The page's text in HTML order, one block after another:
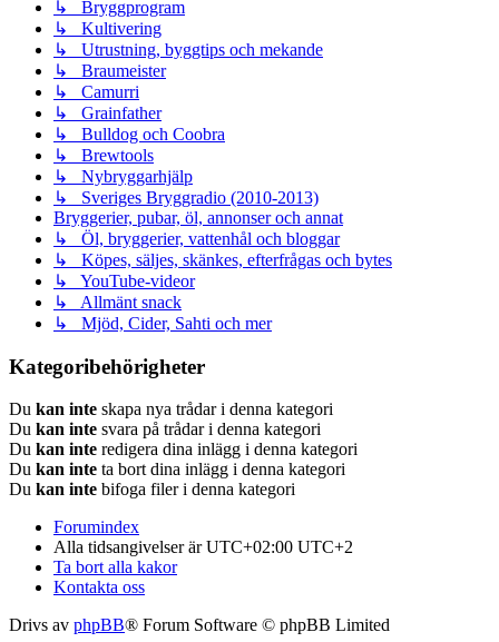
↳ Bryggprogram
↳ Kultivering
↳ Utrustning, byggtips och mekande
↳ Braumeister
↳ Camurri
↳ Grainfather
↳ Bulldog och Coobra
↳ Brewtools
↳ Nybryggarhjälp
↳ Sveriges Bryggradio (2010-2013)
Bryggerier, pubar, öl, annonser och annat
↳ Öl, bryggerier, vattenhål och bloggar
↳ Köpes, säljes, skänkes, efterfrågas och bytes
↳ YouTube-videor
↳ Allmänt snack
↳ Mjöd, Cider, Sahti och mer
Kategoribehörigheter
Du kan inte skapa nya trådar i denna kategori
Du kan inte svara på trådar i denna kategori
Du kan inte redigera dina inlägg i denna kategori
Du kan inte ta bort dina inlägg i denna kategori
Du kan inte bifoga filer i denna kategori
Forumindex
Alla tidsangivelser är UTC+02:00 UTC+2
Ta bort alla kakor
Kontakta oss
Drivs av phpBB® Forum Software © phpBB Limited